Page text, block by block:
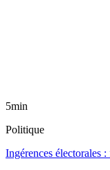
5min
Politique
Ingérences électorales